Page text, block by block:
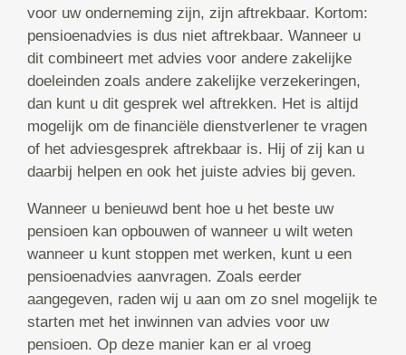
voor uw onderneming zijn, zijn aftrekbaar. Kortom:
pensioenadvies is dus niet aftrekbaar. Wanneer u
dit combineert met advies voor andere zakelijke
doeleinden zoals andere zakelijke verzekeringen,
dan kunt u dit gesprek wel aftrekken. Het is altijd
mogelijk om de financiële dienstverlener te vragen
of het adviesgesprek aftrekbaar is. Hij of zij kan u
daarbij helpen en ook het juiste advies bij geven.
Wanneer u benieuwd bent hoe u het beste uw
pensioen kan opbouwen of wanneer u wilt weten
wanneer u kunt stoppen met werken, kunt u een
pensioenadvies aanvragen. Zoals eerder
aangegeven, raden wij u aan om zo snel mogelijk te
starten met het inwinnen van advies voor uw
pensioen. Op deze manier kan er al vroeg